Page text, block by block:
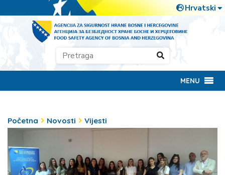
MENU
Početna Novosti Vijesti